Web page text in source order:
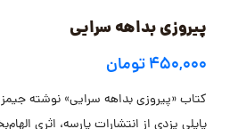
پیروزی بداهه سرایی
۴۵۰,۰۰۰تومان
کتاب «پیروزی بداهه سرایی» نوشته
پاپلی یزدی از انتشارات پارسه، اثری